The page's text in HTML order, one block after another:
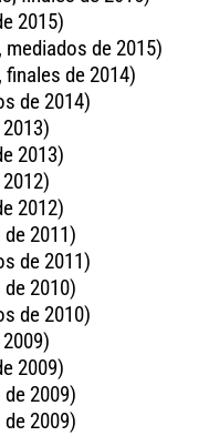
2015)
mediados de 2015)
finales de 2014)
de 2014)
2013)
2012)
2011)
de 2011)
2010)
de 2010)
2009)
2009)
2009)